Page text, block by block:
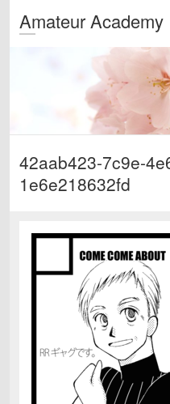
Amateur Academy
42aab423-7c9e-
1e6e218632fd